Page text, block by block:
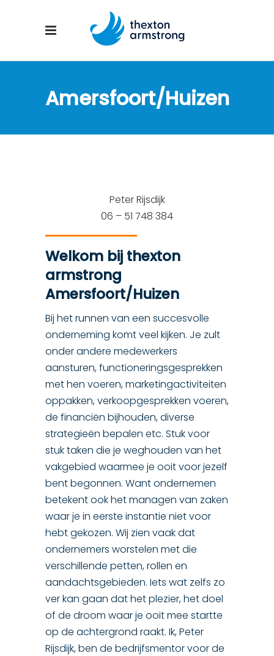
Amersfoort/Huizen
Peter Rijsdijk
06 – 51 748 384
Welkom bij thexton
armstrong
Amersfoort/Huizen
Bij het runnen van een succesvolle
onderneming komt veel kijken. Je zult
onder andere medewerkers
aansturen, functioneringsgesprekken
met hen voeren, marketingactiviteiten
oppakken, verkoopgesprekken voeren,
de financiën bijhouden, diverse
strategieën bepalen etc. Stuk voor
stuk taken die je weghouden van het
vakgebied waarmee je ooit voor jezelf
bent begonnen. Want ondernemen
betekent ook het managen van zaken
waar je in eerste instantie niet voor
hebt gekozen. Wij zien vaak dat
ondernemers worstelen met die
verschillende petten, rollen en
aandachtsgebieden. Iets wat zelfs zo
ver kan gaan dat het plezier, het doel
of de droom waar je ooit mee startte
op de achtergrond raakt. Ik, Peter
Rijsdijk, ben de bedrijfsmentor voor de